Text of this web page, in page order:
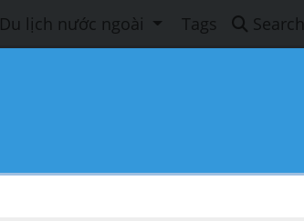
Du lịch nước ngoài Tags Search